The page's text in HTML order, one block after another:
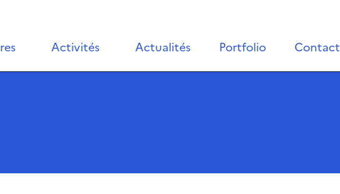
Activités Actualités Portfolio Contact